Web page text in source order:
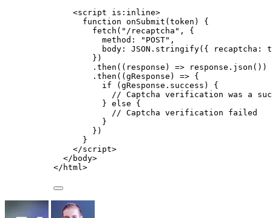
<script is:inline>
function onSubmit ( token )
{
fetch ( " /recaptcha " ,
{
method:
" POST" ,
body: JSON . stringify({ recaptcha:
})
. then ( ( response ) => response . json ())
. then ( ( gResponse ) => {
if ( gResponse . success ) {
// Captcha verification was a
} else {
// Captcha verification failed
}
})
}
</script>
</ body>
</ html>